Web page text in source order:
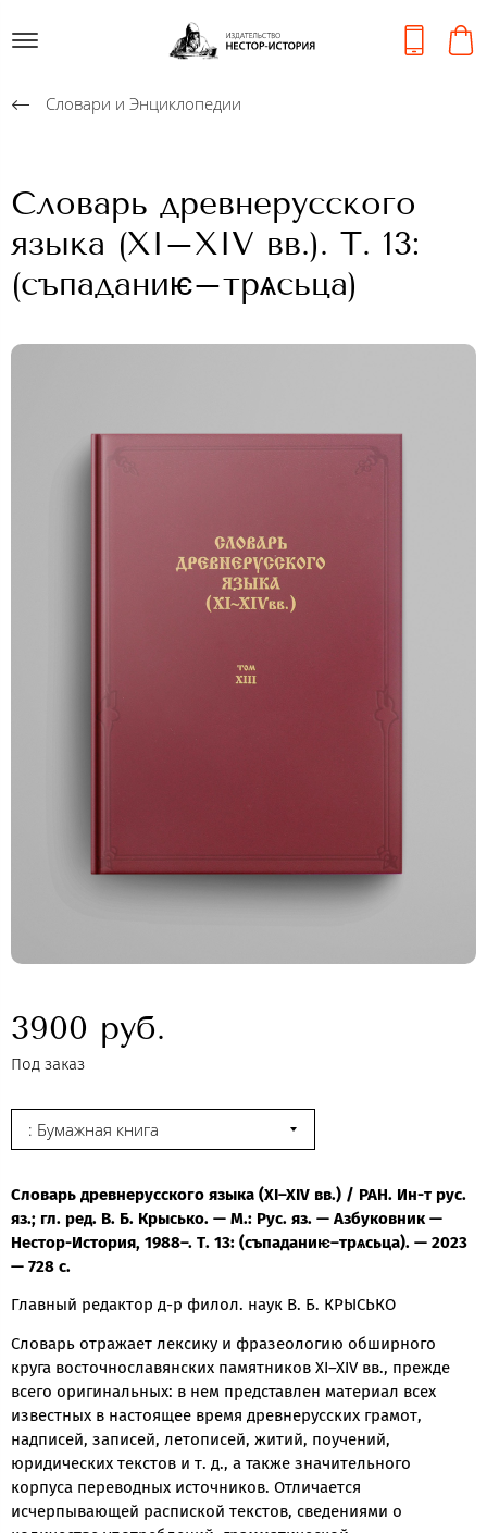
Словари и Энциклопедии
Словарь древнерусского
языка (XI–XIV вв.). Т. 13:
(съпаданиѥ–трѧсьца)
3900 руб.
Под заказ
: Бумажная книга
Словарь древнерусского языка (XI–XIV вв.) / РАН. Ин-т рус.
яз.; гл. ред. В. Б. Крысько. — М.: Рус. яз. — Азбуковник —
Нестор-История, 1988–. Т. 13: (съпаданиѥ–трѧсьца). — 2023
— 728 с.
Главный редактор д-р филол. наук В. Б. КРЫСЬКО
Словарь отражает лексику и фразеологию обширного
круга восточнославянских памятников XI–XIV вв., прежде
всего оригинальных: в нем представлен материал всех
известных в настоящее время древнерусских грамот,
надписей, записей, летописей, житий, поучений,
юридических текстов и т. д., а также значительного
корпуса переводных источников. Отличается
исчерпывающей распиской текстов, сведениями о